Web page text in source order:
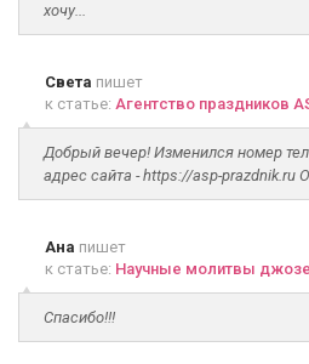
хочу...
Света пишет
к статье: Агентство праздников
Добрый вечер! Изменился номер
адрес сайта - https://asp-prazdnik.ru
Ана пишет
к статье: Научные молитвы
Спасибо!!!